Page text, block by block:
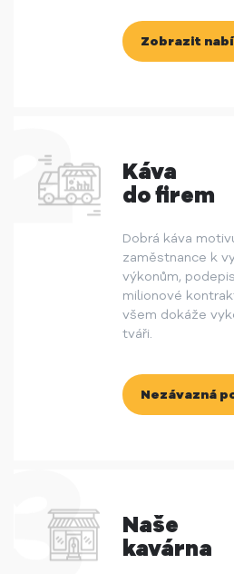
Zobrazit
Káva
do firem
Dobrá káva
zaměstnance k
výkonům,
milionové
všem dokáže
tváři.
Nezávazná
Naše
kavárna